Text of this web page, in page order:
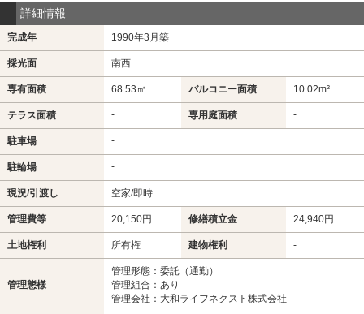
詳細情報
完成年 1990年3月築
採光面 南西
専有面積 68.53㎡ バルコニー面積 10.02m²
テラス面積 - 専用庭面積 -
駐車場 -
駐輪場 -
現況/引渡し 空家/即時
管理費等 20,150円 修繕積立金 24,940円
土地権利 所有権 建物権利 -
管理態様
管理形態：委託（通勤）
管理組合：あり
管理会社：大和ライフネクスト株式会社